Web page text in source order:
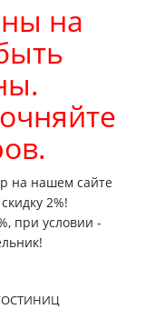
на
на нашем сайте
2%!
при условии -